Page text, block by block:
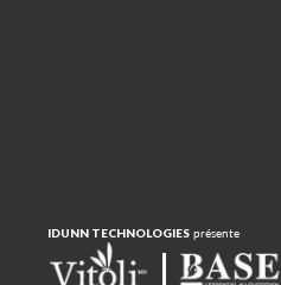
IDUNN TECHNOLOGIES présente